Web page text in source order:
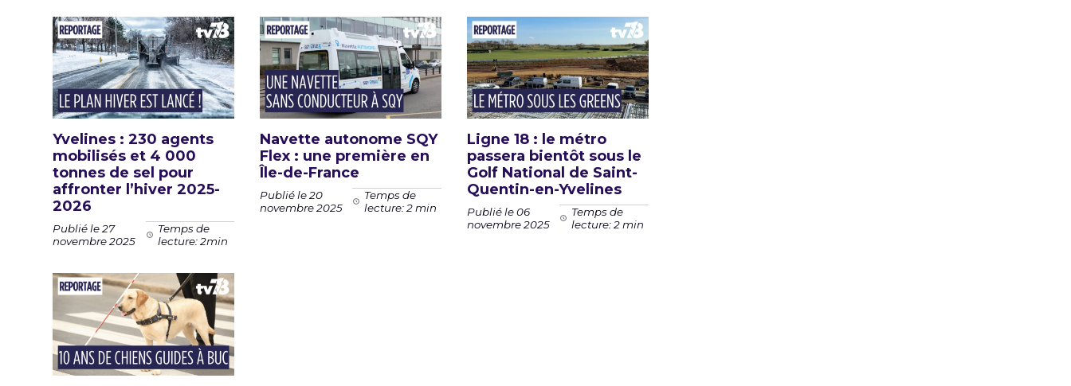
Yvelines : 230 agents
mobilisés et 4 000
tonnes de sel pour
affronter l’hiver 2025-
2026
Publié le 27
novembre 2025
Temps de
lecture: 2min
Navette autonome SQY
Flex : une première en
Île-de-France
Publié le 20
novembre 2025
Temps de
lecture: 2 min
Ligne 18 : le métro
passera bientôt sous le
Golf National de Saint-
Quentin-en-Yvelines
Publié le 06
novembre 2025
Temps de
lecture: 2 min